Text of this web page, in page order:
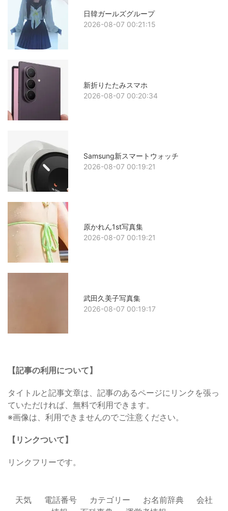
日韓ガールズグループ
2026-08-07 00:21:15
新折りたたみスマホ
2026-08-07 00:20:34
Samsung新スマートウォッチ
2026-08-07 00:19:21
原かれん1st写真集
2026-08-07 00:19:21
武田久美子写真集
2026-08-07 00:19:17
【記事の利用について】
タイトルと記事文章は、記事のあるページにリンクを張っ
ていただければ、無料で利用できます。
※画像は、利用できませんのでご注意ください。
【リンクついて】
リンクフリーです。
天気 電話番号 カテゴリー お名前辞典
会社